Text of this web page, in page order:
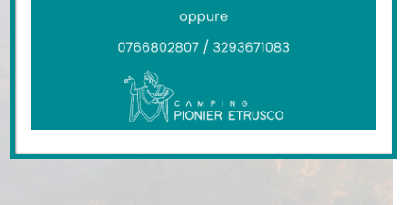
Civita di
Bagnoreggio